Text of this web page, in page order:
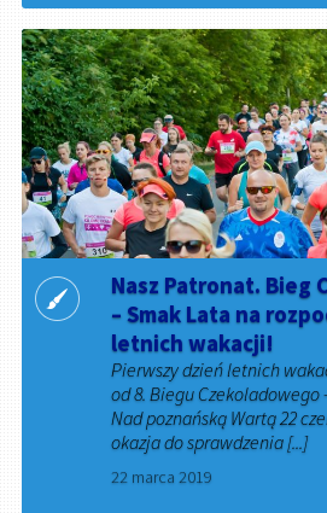
Nasz Patronat. Bieg
– Smak Lata na
letnich wakacji!
Pierwszy dzień letnich
od 8. Biegu Czekoladowego
Nad poznańską Wartą 22
okazja do sprawdzenia [...]
22 marca 2019